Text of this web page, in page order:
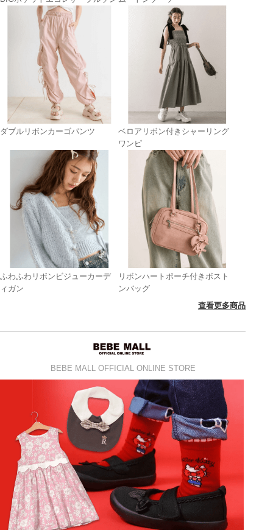
ダブルリボンカーゴパンツ
ベロアリボン付きシャーリング
ワンピ
ふわふわリボンビジューカーデ
ィガン
リボンハートポーチ付きボスト
ンバッグ
查看更多商品
BEBE MALL OFFICIAL ONLINE STORE